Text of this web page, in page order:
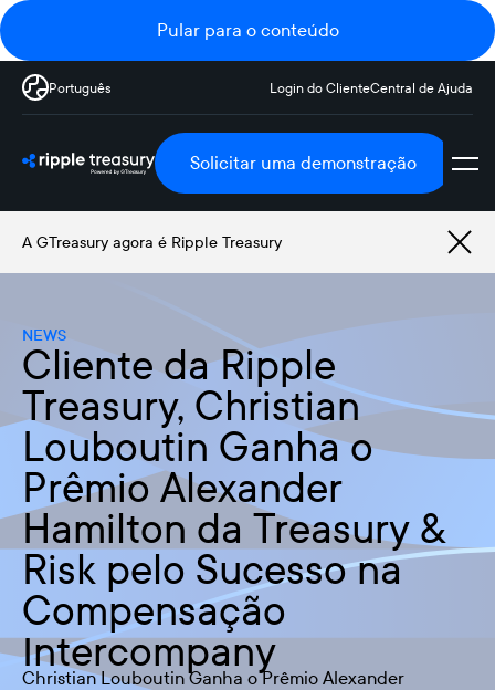
Pular para o conteúdo
Português Login do ClienteCentral de Ajuda
Solicitar uma demonstração
A GTreasury agora é Ripple Treasury
NEWS
Cliente da Ripple
Treasury, Christian
Louboutin Ganha o
Prêmio Alexander
Hamilton da Treasury &
Risk pelo Sucesso na
Compensação
Intercompany
Christian Louboutin Ganha o Prêmio Alexander